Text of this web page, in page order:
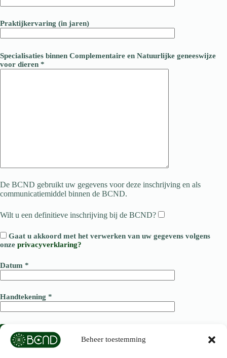
Beheer toestemming
Praktijkervaring (in jaren)
Specialisaties binnen Complementaire en Natuurlijke geneeswijze
voor dieren *
De BCND gebruikt uw gegevens voor deze inschrijving en als
communicatiemiddel binnen de BCND.
Wilt u een definitieve inschrijving bij de BCND?
Gaat u akkoord met het verwerken van uw gegevens volgens
onze privacyverklaring?
Datum *
Handtekening *